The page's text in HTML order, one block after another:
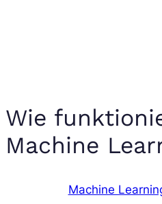
Wie
Machine
Machine